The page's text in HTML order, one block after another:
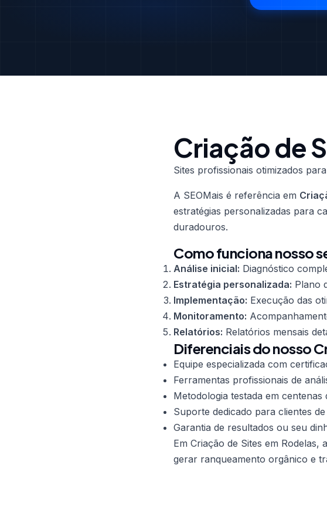
Criação de
Sites profissionais otimizados
A SEOMais é referência em
estratégias personalizadas para
duradouros.
Como funciona nosso
Análise inicial: Diagnóstico
Estratégia personalizada: Plano
Implementação: Execução das
Monitoramento:
Relatórios: Relatórios mensais
Diferenciais do nosso
Equipe especializada com
Ferramentas profissionais de
Metodologia testada em centenas
Suporte dedicado para clientes de
Garantia de resultados ou seu
Em Criação de Sites em Rodelas,
gerar ranqueamento orgânico e